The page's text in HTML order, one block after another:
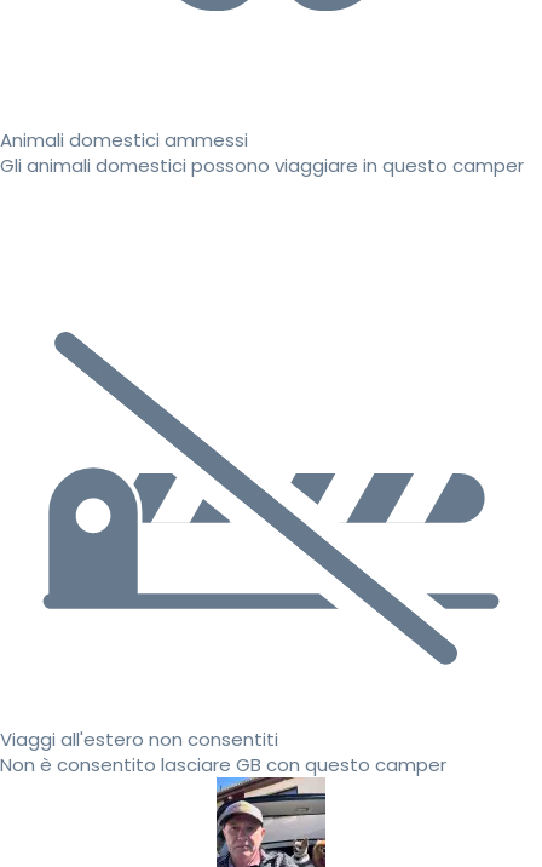
Animali domestici ammessi
Gli animali domestici possono viaggiare in questo camper
Viaggi all'estero non consentiti
Non è consentito lasciare GB con questo camper